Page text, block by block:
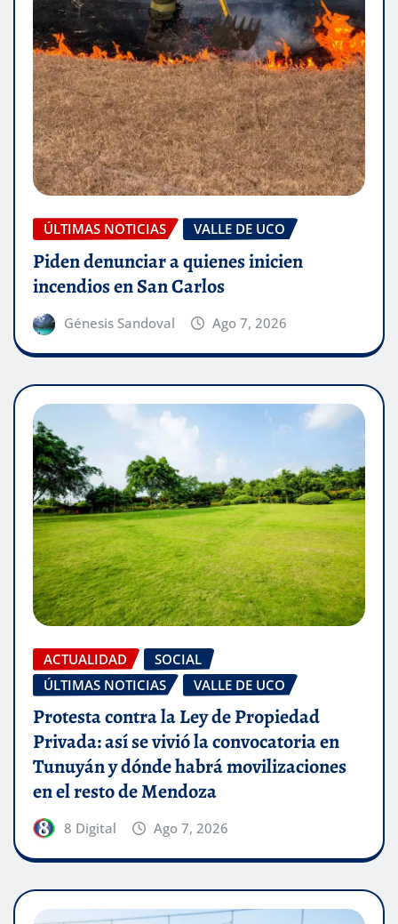
ÚLTIMAS NOTICIAS VALLE DE UCO
Piden denunciar a quienes inicien
incendios en San Carlos
Génesis Sandoval Ago 7, 2026
ACTUALIDAD
SOCIAL
ÚLTIMAS NOTICIAS
VALLE DE UCO
Protesta contra la Ley de Propiedad
Privada: así se vivió la convocatoria en
Tunuyán y dónde habrá movilizaciones
en el resto de Mendoza
8 Digital Ago 7, 2026